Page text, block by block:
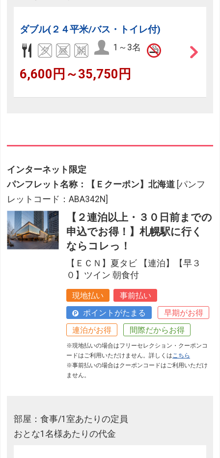
ダブル(２４平米/バス・トイレ付)
1～3名
6,600円～35,750円
インターネット限定
パンフレット名称：【Ｅクーポン】北海道 [パンフ
レットコード：ABA342N]
【２連泊以上・３０日前までの
申込でお得！】札幌駅に行く
ならコレっ！
【ＥＣＮ】夏タビ 【連泊】【早３
０】ツイン 朝食付
現地払い
事前払い
ポイントがたまる
早期がお得
連泊がお得
間際だからお得
※現地払いの場合はフリーセレクション・クーポンコ
ードはご利用いただけません。詳しくは こちら
※事前払いの場合はクーポンコードはご利用いただけ
ません。
部屋：食事/1室あたりの定員
おとな1名様あたりの代金